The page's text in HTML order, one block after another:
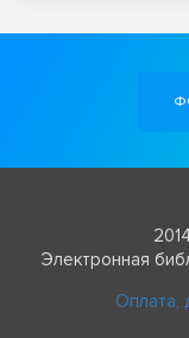
Электронная
Оплата,